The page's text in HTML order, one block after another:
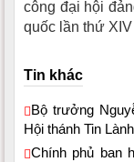
công đại hội
quốc lần thứ
Tin khác
Bộ trưởng
Hội thánh Tin
Chính phủ ban